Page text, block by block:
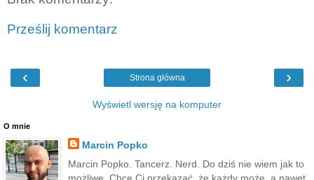
Prześlij komentarz
‹ ›
Strona główna
Wyświetl wersję na komputer
O mnie
Marcin Popko
Marcin Popko. Tancerz. Nerd. Do dziś nie wiem jak to